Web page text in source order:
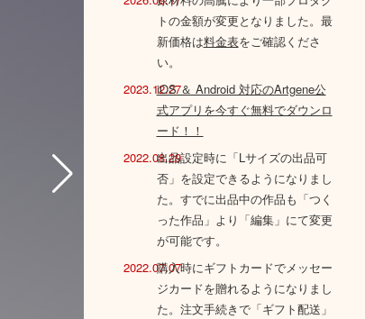
トの金額が変更となりました。最
新価格は料金表をご確認くださ
い。
2023.12.27iOS ＆ Android 対応のArtgene公
式アプリを今すぐ無料でダウンロ
ード！！
2022.08.29出品設定時に「Lサイズの出品可
否」を設定できるようになりまし
た。すでに出品中の作品も「つく
った作品」より「編集」にて変更
が可能です。
2022.07.07購入時にギフトカードでメッセー
ジカードを贈れるようになりまし
た。注文手続きで「ギフト配送」